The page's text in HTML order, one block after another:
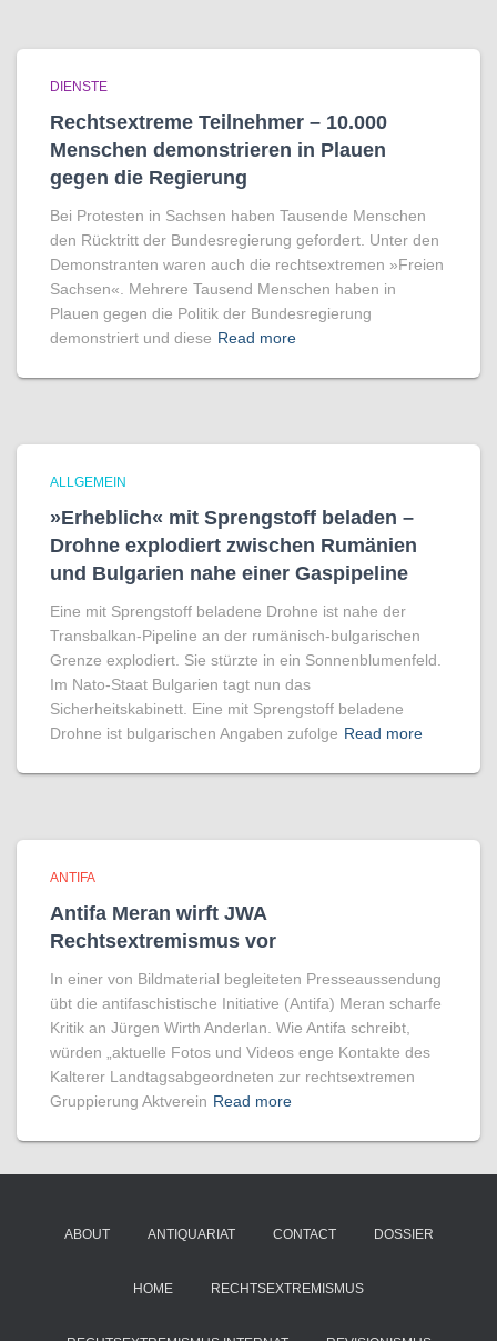
DIENSTE
Rechtsextreme Teilnehmer – 10.000
Menschen demonstrieren in Plauen
gegen die Regierung
Bei Protesten in Sachsen haben Tausende Menschen
den Rücktritt der Bundesregierung gefordert. Unter den
Demonstranten waren auch die rechtsextremen »Freien
Sachsen«. Mehrere Tausend Menschen haben in
Plauen gegen die Politik der Bundesregierung
demonstriert und diese Read more
ALLGEMEIN
»Erheblich« mit Sprengstoff beladen –
Drohne explodiert zwischen Rumänien
und Bulgarien nahe einer Gaspipeline
Eine mit Sprengstoff beladene Drohne ist nahe der
Transbalkan-Pipeline an der rumänisch-bulgarischen
Grenze explodiert. Sie stürzte in ein Sonnenblumenfeld.
Im Nato-Staat Bulgarien tagt nun das
Sicherheitskabinett. Eine mit Sprengstoff beladene
Drohne ist bulgarischen Angaben zufolge Read more
ANTIFA
Antifa Meran wirft JWA
Rechtsextremismus vor
In einer von Bildmaterial begleiteten Presseaussendung
übt die antifaschistische Initiative (Antifa) Meran scharfe
Kritik an Jürgen Wirth Anderlan. Wie Antifa schreibt,
würden „aktuelle Fotos und Videos enge Kontakte des
Kalterer Landtagsabgeordneten zur rechtsextremen
Gruppierung Aktverein Read more
ABOUT ANTIQUARIAT CONTACT DOSSIER
HOME RECHTSEXTREMISMUS